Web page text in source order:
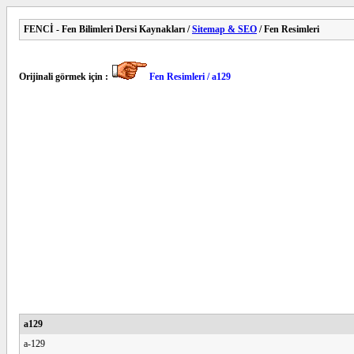
FENCİ - Fen Bilimleri Dersi Kaynakları /Sitemap & SEO / Fen Resimleri
Orijinali görmek için : Fen Resimleri / a129
a129
a-129